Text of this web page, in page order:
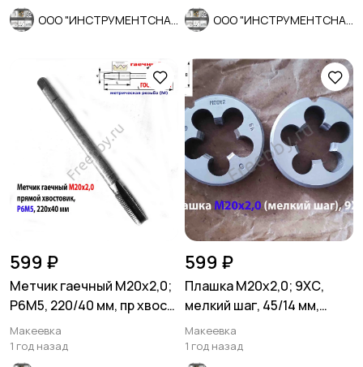
599 ₽
Метчик гаечный М20х2,0;
Р6М5, 220/40 мм, пр хвост,
мелкий шаг, СССР.
Макеевка
1 год назад
599 ₽
Плашка М20х2,0; 9ХС,
мелкий шаг, 45/14 мм,
ГОСТ 7740-71, СССР.
Макеевка
1 год назад